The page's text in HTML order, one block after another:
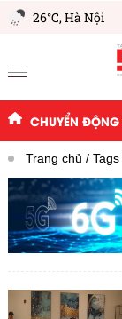
26°C,Hà Nội
CHUYỂN ĐỘNG
Trang chủ Tags